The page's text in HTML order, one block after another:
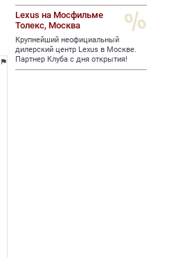

Lexus на Мосфильме
Толекс, Москва
Крупнейший неофициальный
дилерский центр Lexus в Москве.
Партнер Клуба с дня открытия!